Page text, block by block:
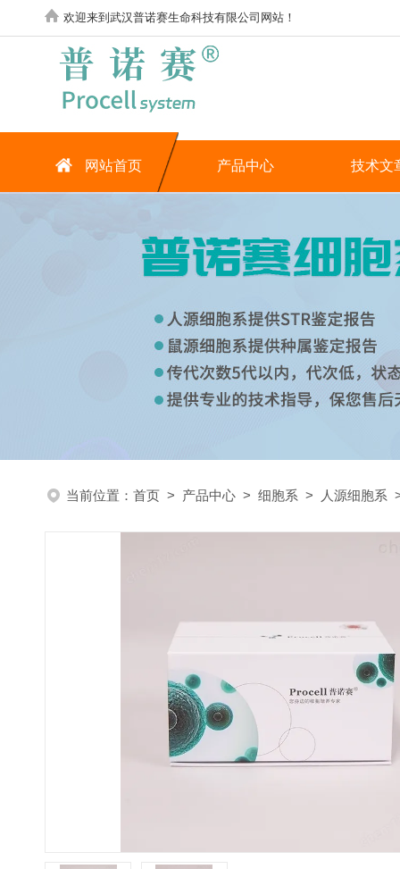
欢迎来到武汉普诺赛生命科技有限公司网站！
网站首页 产品中心 技术文
当前位置： 首页 > 产品中心 > 细胞系 > 人源细胞系